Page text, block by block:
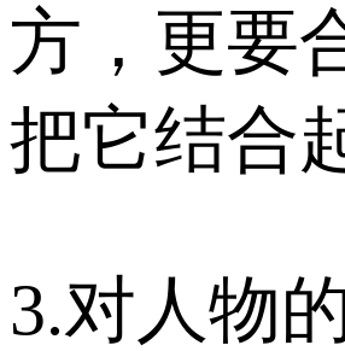
方，更要
把它结合
3.对人物